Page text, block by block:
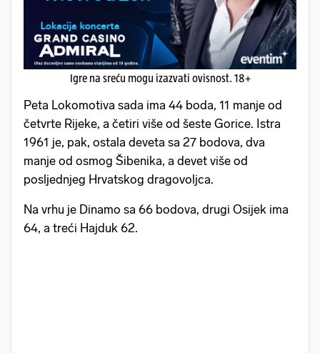
Igre na sreću mogu izazvati ovisnost. 18+
Peta Lokomotiva sada ima 44 boda, 11 manje od
četvrte Rijeke, a četiri više od šeste Gorice. Istra
1961 je, pak, ostala deveta sa 27 bodova, dva
manje od osmog Šibenika, a devet više od
posljednjeg Hrvatskog dragovoljca.
Na vrhu je Dinamo sa 66 bodova, drugi Osijek ima
64, a treći Hajduk 62.